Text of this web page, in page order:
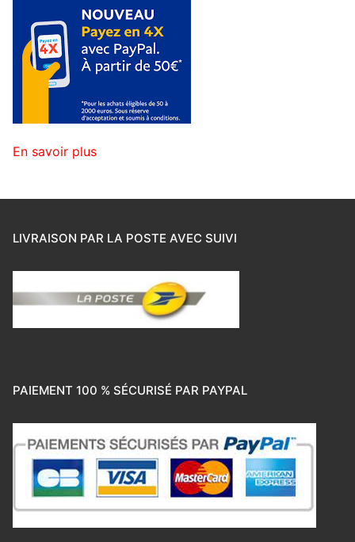
En savoir plus
LIVRAISON PAR LA POSTE AVEC SUIVI
PAIEMENT 100 % SÉCURISÉ PAR PAYPAL